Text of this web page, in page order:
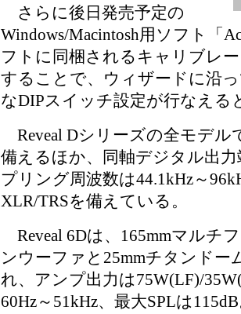
さらに後日発売予定の
Windows/Macintosh用ソフト「
フトに同梱されるキャリブレ
することで、ウィザードに沿
なDIPスイッチ設定が行なえる
Reveal Dシリーズの全モデル
備えるほか、同軸デジタル出
プリング周波数は44.1kHz～
XLR/TRSを備えている。
Reveal 6Dは、165mmマルチ
ンウーファと25mmチタンドー
れ、アンプ出力は75W(LF)/
60Hz～51kHz、最大SPLは